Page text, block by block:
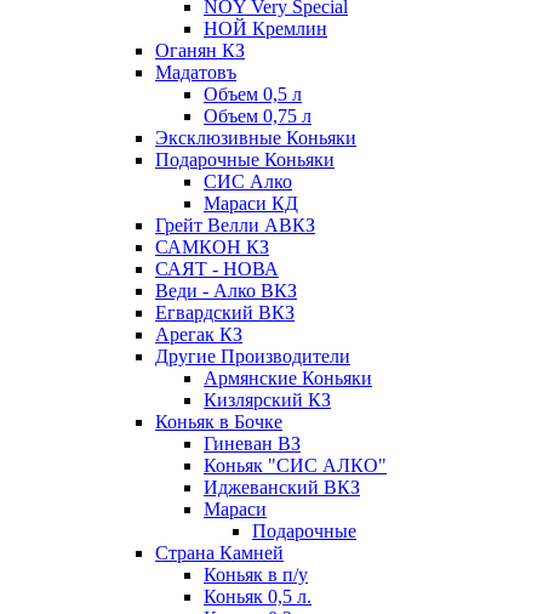
NOY Very Speсial
НОЙ Кремлин
Оганян КЗ
Мадатовъ
Объем 0,5 л
Объем 0,75 л
Эксклюзивные Коньяки
Подарочные Коньяки
СИС Алко
Мараси КД
Грейт Велли АВКЗ
САМКОН КЗ
САЯТ - НОВА
Веди - Алко ВКЗ
Егвардский ВКЗ
Арегак КЗ
Другие Производители
Армянские Коньяки
Кизлярский КЗ
Коньяк в Бочке
Гиневан ВЗ
Коньяк "СИС АЛКО"
Иджеванский ВКЗ
Мараси
Подарочные
Страна Камней
Коньяк в п/у
Коньяк 0,5 л.